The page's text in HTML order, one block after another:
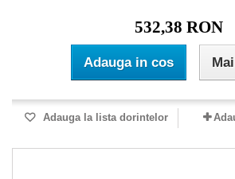
532,38 RON
Adauga in cos
Adauga la lista dorintelor